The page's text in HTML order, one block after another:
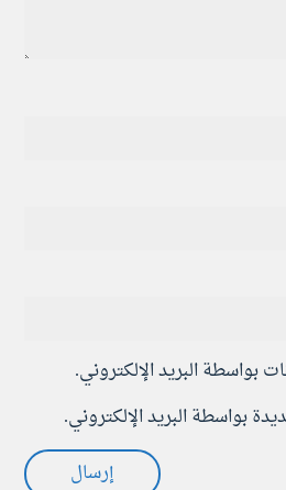
بواسطة البريد الإلكتروني.
بواسطة البريد الإلكتروني.